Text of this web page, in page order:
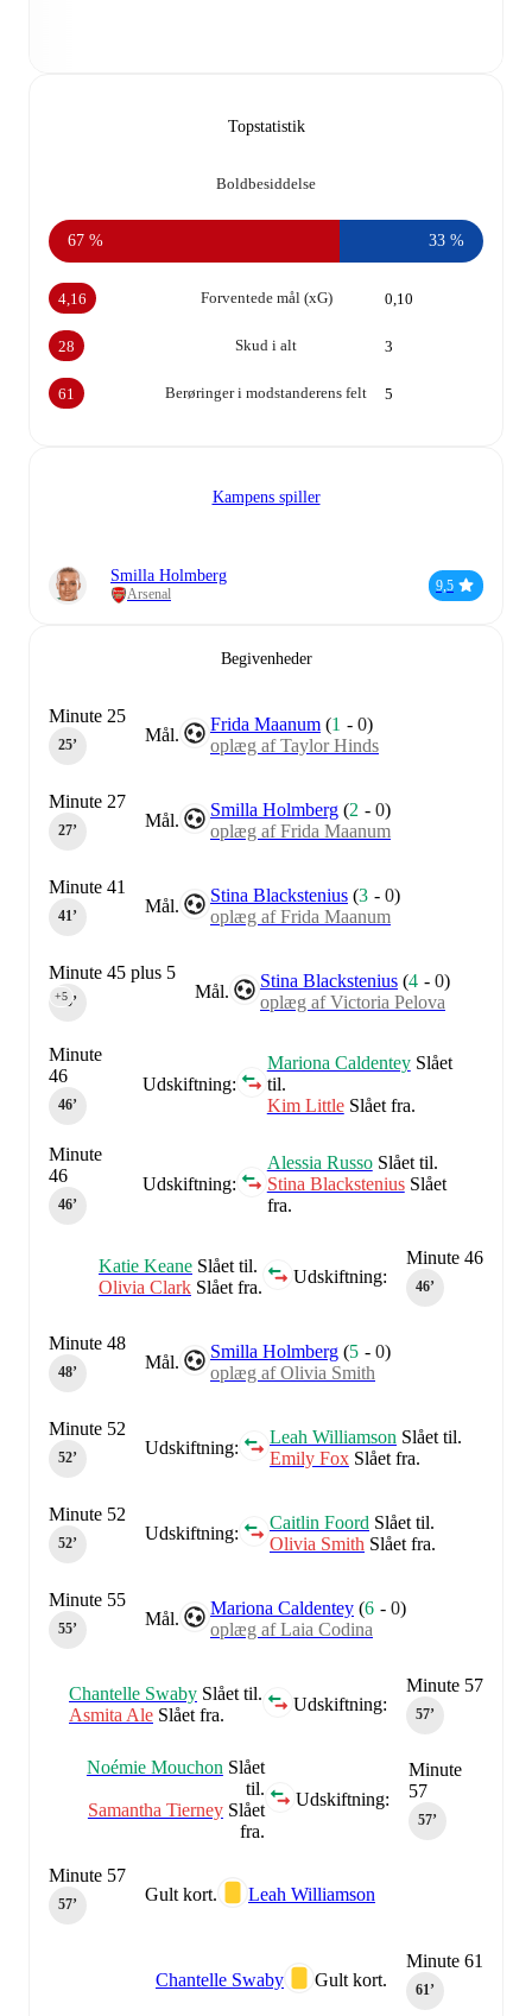
Topstatistik
Boldbesiddelse
67 % 33 %
Forventede mål (xG)
4,16 0,10
Skud i alt
28 3
Berøringer i modstanderens felt
61 5
Kampens spiller
Smilla Holmberg
Arsenal
9,5
Begivenheder
Mål.
Frida Maanum (1 -0)
oplæg af Taylor Hinds
Minute 25
25‎’‎
Mål.
Smilla Holmberg (2 -0)
oplæg af Frida Maanum
Minute 27
27‎’‎
Mål.
Stina Blackstenius (3 -0)
oplæg af Frida Maanum
Minute 41
41‎’‎
Mål.
Stina Blackstenius (4 -0)
oplæg af Victoria Pelova
Minute 45 plus 5
45‎’‎
+5
Udskiftning:
Mariona CaldenteySlået
til.
Kim LittleSlået fra.
Minute
46
46‎’‎
Udskiftning:
Alessia RussoSlået til.
Stina BlacksteniusSlået
fra.
Minute
46
46‎’‎
Minute 46
46‎’‎
Udskiftning:
Katie Keane Slået til.
Olivia Clark Slået fra.
Mål.
Smilla Holmberg (5 -0)
oplæg af Olivia Smith
Minute 48
48‎’‎
Udskiftning:
Leah Williamson Slået til.
Emily Fox Slået fra.
Minute 52
52‎’‎
Udskiftning:
Caitlin Foord Slået til.
Olivia Smith Slået fra.
Minute 52
52‎’‎
Mål.
Mariona Caldentey (6 -0)
oplæg af Laia Codina
Minute 55
55‎’‎
Minute 57
57‎’‎
Udskiftning:
Chantelle Swaby Slået til.
Asmita Ale Slået fra.
Minute
57
57‎’‎
Udskiftning:
Noémie Mouchon Slået
til.
Samantha TierneySlået
fra.
Gult kort. Leah Williamson
Minute 57
57‎’‎
Minute 61
61‎’‎
Gult kort.
Chantelle Swaby